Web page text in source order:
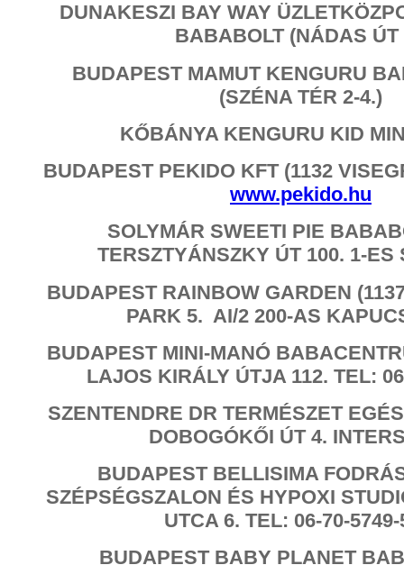
DUNAKESZI BAY WAY
BABABOLT (NÁDAS ÚT
BUDAPEST MAMUT KENGURU
(SZÉNA TÉR 2-4.)
KŐBÁNYA KENGURU KID
BUDAPEST PEKIDO KFT (1132
www.pekido.hu
SOLYMÁR SWEETI PIE
TERSZTYÁNSZKY ÚT 100. 1-ES
BUDAPEST RAINBOW GARDEN
PARK 5. AI/2 200-AS
BUDAPEST MINI-MANÓ
LAJOS KIRÁLY ÚTJA 112. TEL:
SZENTENDRE DR TERMÉSZET
DOBOGÓKŐI ÚT 4.
BUDAPEST BELLISIMA
SZÉPSÉGSZALON ÉS HYPOXI
UTCA 6. TEL: 06-70-5749-
BUDAPEST BABY PLANET